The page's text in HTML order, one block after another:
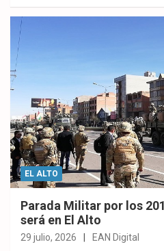
EL ALTO
Parada Militar por los
será en El Alto
29 julio, 2026 EAN Digital